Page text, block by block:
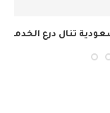
المتميزة في...